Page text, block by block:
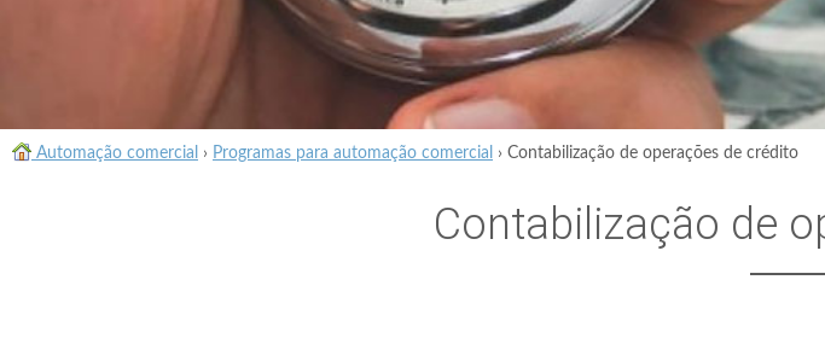
Automação comercial › Programas para automação comercial › Contabilização de operações de crédito
Contabilização de